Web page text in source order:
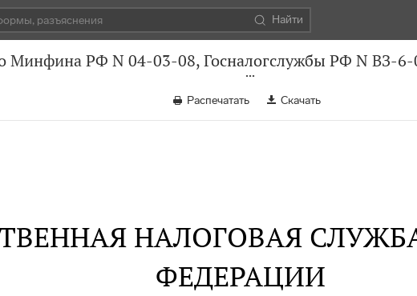
Найти
Минфина РФ N 04-03-08, Госналогслужбы РФ N ВЗ-6-
Распечатать Скачать
НАЛОГОВАЯ
ФЕДЕРАЦИИ